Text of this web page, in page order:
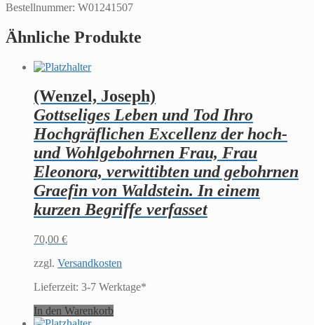
Menge
Bestellnummer: W01241507
Ähnliche Produkte
(Wenzel, Joseph)
Gottseliges Leben und Tod Ihro
Hochgräflichen Excellenz der hoch-
und Wohlgebohrnen Frau, Frau
Eleonora, verwittibten und gebohrnen
Graefin von Waldstein. In einem
kurzen Begriffe verfasset
70,00 €
zzgl. Versandkosten
Lieferzeit: 3-7 Werktage*
In den Warenkorb